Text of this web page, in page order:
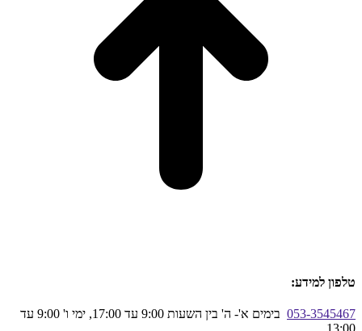
טלפון למידע:
053-3545467
בימים א'- ה' בין השעות 9:00 עד 17:00, ימי ו' 9:00 עד